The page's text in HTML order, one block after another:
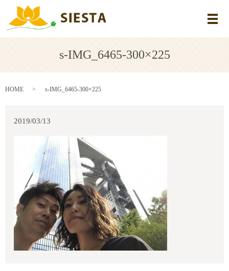
メ
s-IMG_6465-300×225
HOME s-IMG_6465-300×225
2019/03/13